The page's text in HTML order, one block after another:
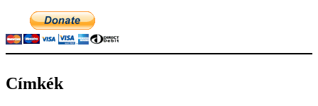
Címkék